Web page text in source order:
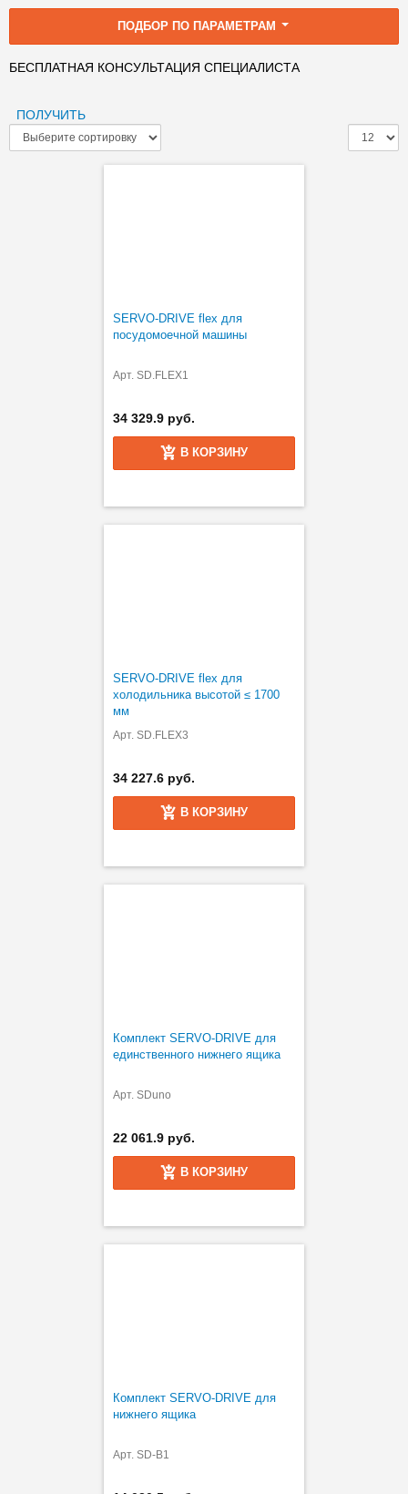
ПОДБОР ПО ПАРАМЕТРАМ
БЕСПЛАТНАЯ КОНСУЛЬТАЦИЯ СПЕЦИАЛИСТА
ПОЛУЧИТЬ
SERVO-DRIVE flex для
посудомоечной машины
Арт. SD.FLEX1
34 329.9 руб.
В КОРЗИНУ
SERVO-DRIVE flex для
холодильника высотой ≤ 1700
мм
Арт. SD.FLEX3
34 227.6 руб.
В КОРЗИНУ
Комплект SERVO-DRIVE для
единственного нижнего ящика
Арт. SDuno
22 061.9 руб.
В КОРЗИНУ
Комплект SERVO-DRIVE для
нижнего ящика
Арт. SD-B1